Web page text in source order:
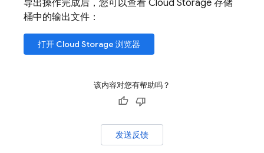
导出操作完成后，您可以查看 Cloud Storage 存储
桶中的输出文件：
打开 Cloud Storage 浏览器
该内容对您有帮助吗？
发送反馈